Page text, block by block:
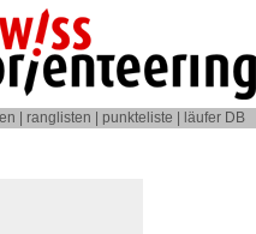
ranglisten punkteliste läufer DB